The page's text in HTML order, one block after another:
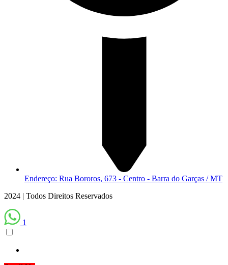
Endereço: Rua Bororos, 673 - Centro - Barra do Garças / MT
2024 | Todos Direitos Reservados
1